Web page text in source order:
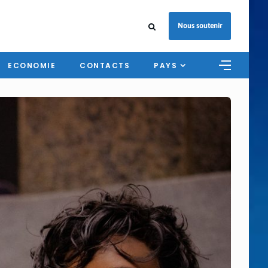
Nous soutenir
ECONOMIE CONTACTS PAYS